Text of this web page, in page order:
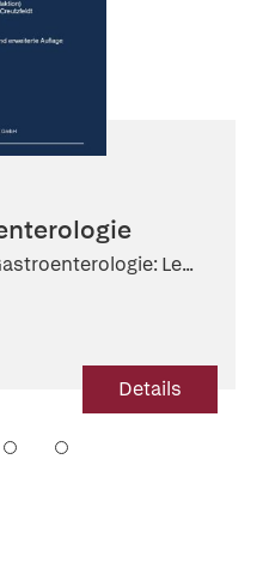
Le...
Details